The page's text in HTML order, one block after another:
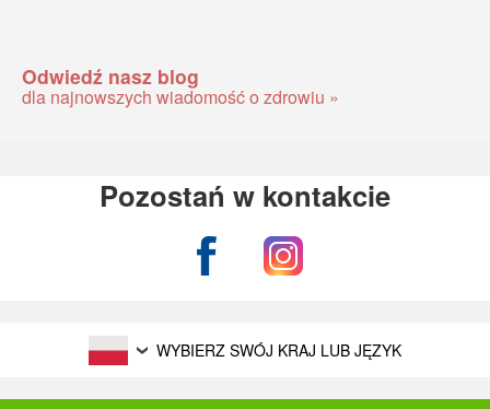
Odwiedź nasz blog
dla najnowszych wiadomość o zdrowiu »
Pozostań w kontakcie
WYBIERZ SWÓJ KRAJ LUB JĘZYK